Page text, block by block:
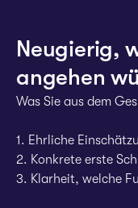
Neugierig,
angehen
Was Sie aus dem
1. Ehrliche
2. Konkrete erste
3. Klarheit, welche